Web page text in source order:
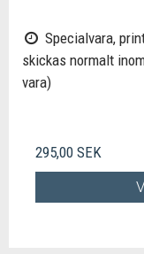
Specialvara,
skickas normalt
vara)
295,00 SEK